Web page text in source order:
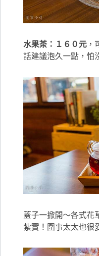
水果茶：１６０元 ，
話建議泡久一點，怕
蓋子一掀開～各式花
紮實！圍事太太也很